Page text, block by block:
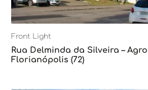
Front Light
Rua Delminda da Silveira –
Florianópolis (72)